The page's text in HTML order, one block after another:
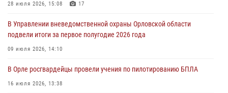
совершении противоправных действий
04 августа 2026, 14:21
04 августа 2026, 14:06
28 июля 2026, 15:08 17
В Управлении вневедомственной охраны Орловской области
подвели итоги за первое полугодие 2026 года
09 июля 2026, 14:10
В Орле росгвардейцы провели учения по пилотированию БПЛА
16 июля 2026, 13:38